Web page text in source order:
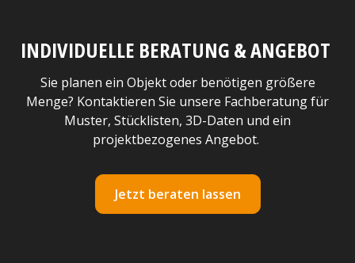
INDIVIDUELLE BERATUNG & ANGEBOT
Sie planen ein Objekt oder benötigen größere
Menge? Kontaktieren Sie unsere Fachberatung für
Muster, Stücklisten, 3D-Daten und ein
projektbezogenes Angebot.
Jetzt beraten lassen